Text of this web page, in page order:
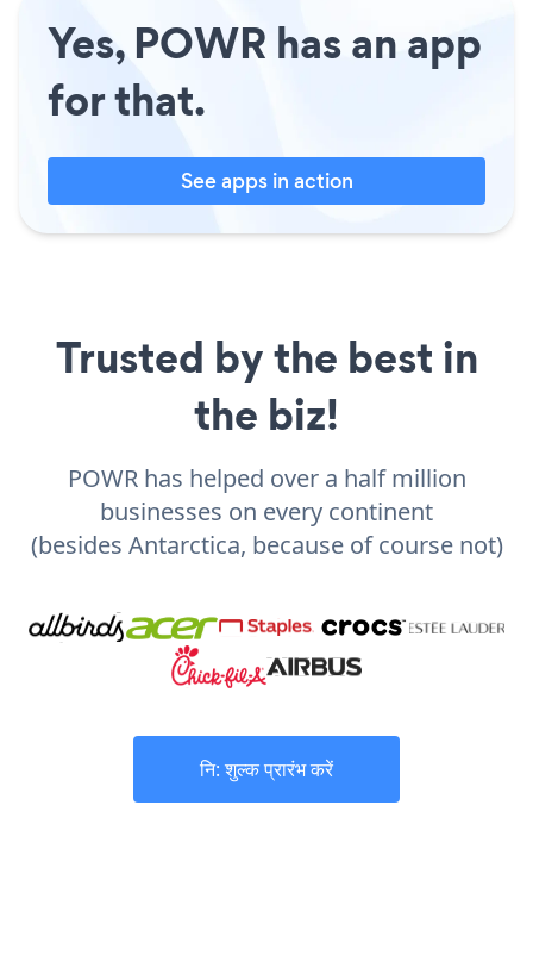
Yes, POWR has an app
for that.
See apps in action
Trusted by the best in
the biz!
POWR has helped over a half million
businesses on every continent
(besides Antarctica, because of course not)
नि: शुल्क प्रारंभ करें